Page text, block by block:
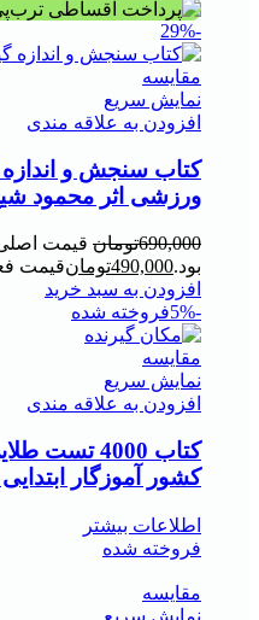
-29%
مقايسه
نمایش سریع
افزودن به علاقه مندی
کتاب سنجش و اندازه
ورزشی اثر محمود
690,000تومان
بود.490,000تومانقیمت فعلی
افزودن به سبد خرید
-5%
فروخته شده
مقايسه
نمایش سریع
افزودن به علاقه مندی
کتاب 4000
کشور آموزگار
اطلاعات بیشتر
فروخته شده
مقايسه
نمایش سریع